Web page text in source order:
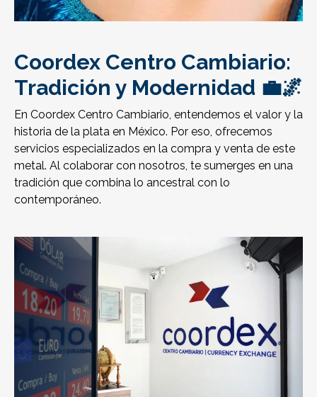
Coordex Centro Cambiario:
Tradición y Modernidad 💼🌌
En Coordex Centro Cambiario, entendemos el valor y la
historia de la plata en México. Por eso, ofrecemos
servicios especializados en la compra y venta de este
metal. Al colaborar con nosotros, te sumerges en una
tradición que combina lo ancestral con lo
contemporáneo.